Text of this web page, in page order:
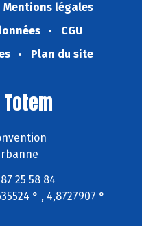
Mentions légales
CGU
Plan du site
25 58 84
° , 4,8727907 °